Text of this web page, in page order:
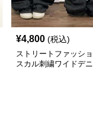
¥4,800 (税込)
ストリートファッシ
スカル刺繍ワイドデ